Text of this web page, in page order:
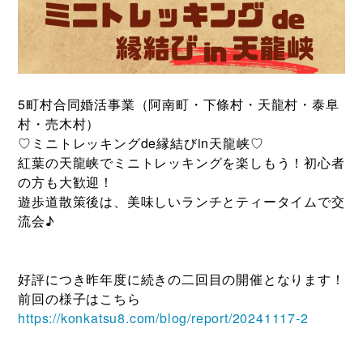
5町村合同婚活事業（阿南町・下條村・天龍村・泰阜
村・売木村）
♡ミニトレッキングde縁結びin天龍峡♡
紅葉の天龍峡でミニトレッキングを楽しもう！初心者
の方も大歓迎！
遊歩道散策後は、美味しいランチとティータイムで交
流会♪
好評につき昨年度に続きの二回目の開催となります！
前回の様子はこちら
https://konkatsu8.com/blog/report/20241117-2